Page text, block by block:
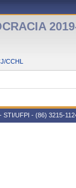
CCHL
UFPI - (86) 3215-